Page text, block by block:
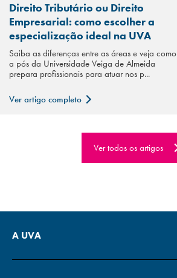
Direito Tributário ou Direito
Empresarial: como escolher a
especialização ideal na UVA
Saiba as diferenças entre as áreas e veja como
a pós da Universidade Veiga de Almeida
prepara profissionais para atuar nos p...
Ver artigo completo
Ver todos os artigos
A UVA